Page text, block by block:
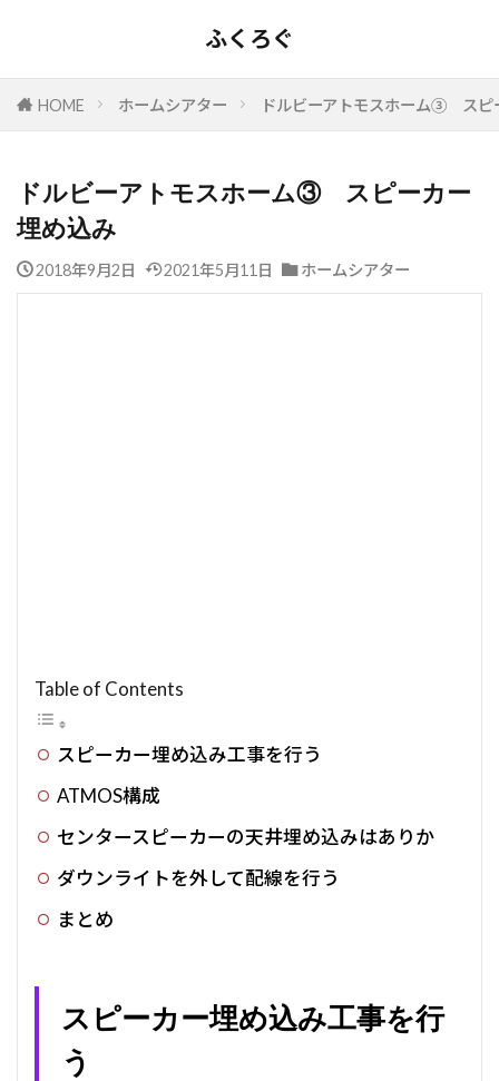
ふくろぐ
HOME ホームシアター ドルビーアトモスホーム③ スピ
ドルビーアトモスホーム③ スピーカー
埋め込み
2018年9月2日 2021年5月11日 ホームシアター
Table of Contents
スピーカー埋め込み工事を行う
ATMOS構成
センタースピーカーの天井埋め込みはありか
ダウンライトを外して配線を行う
まとめ
スピーカー埋め込み工事を行
う